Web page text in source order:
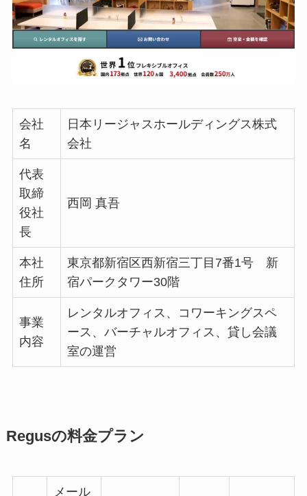
会社
名
日本リージャスホールディングス株式
会社
代表
取締
役社
長
西岡 真吾
本社
住所
東京都新宿区西新宿三丁目7番1号 新
宿パークタワー30階
事業
内容
レンタルオフィス、コワーキングスペ
ース、バーチャルオフィス、貸し会議
室の運営
Regusの料金プラン
メール